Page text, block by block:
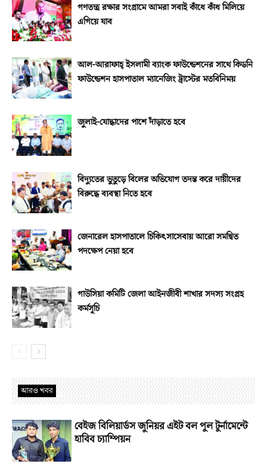
গণতন্ত্র রক্ষার সংগ্রামে আমরা সবাই কাঁধে কাঁধ মিলিয়ে
এগিয়ে যাব
আল-আরাফাহ্‌ ইসলামী ব্যাংক ফাউন্ডেশনের সাথে কিডনি
ফাউন্ডেশন হাসপাতাল ম্যানেজিং ট্রাস্টের মতবিনিময়
জুলাই-যোদ্ধাদের পাশে দাঁড়াতে হবে
বিদ্যুতের ভুতুড়ে বিলের অভিযোগ তদন্ত করে দায়ীদের
বিরুদ্ধে ব্যবস্থা নিতে হবে
জেনারেল হাসপাতালে চিকিৎসাসেবায় আরো সমন্বিত
পদক্ষেপ নেয়া হবে
গাউসিয়া কমিটি জেলা আইনজীবী শাখার সদস্য সংগ্রহ
কর্মসূচি
আরও খবর
বেইজ বিলিয়ার্ডস জুনিয়র এইট বল পুল টুর্নামেন্টে
হাবিব চ্যাম্পিয়ন